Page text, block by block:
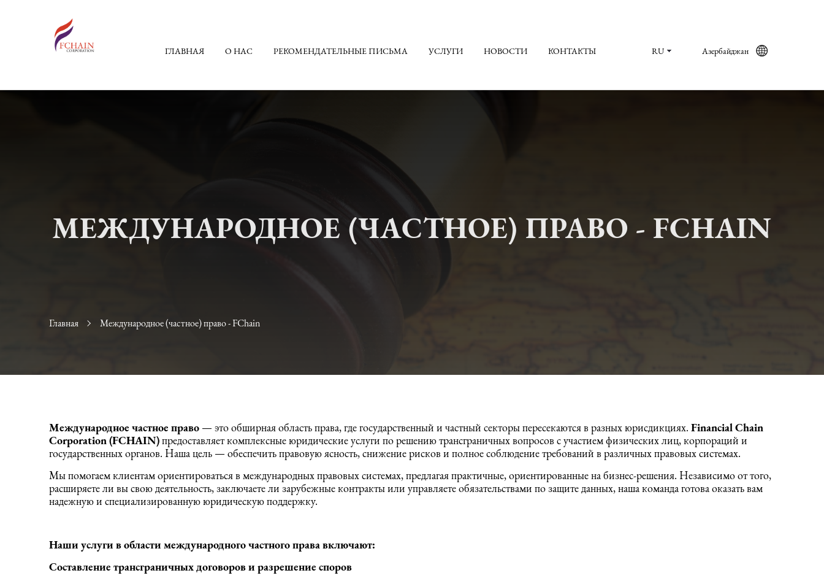
ГЛАВНАЯ О НАС РЕКОМЕНДАТЕЛЬНЫЕ ПИСЬМА УСЛУГИ НОВОСТИ КОНТАКТЫ RU Азербайджан
Главная Международное (частное) право - FChain
МЕЖДУНАРОДНОЕ (ЧАСТНОЕ) ПРАВО - FCHAIN
Международное частное право — это обширная область права, где государственный и частный секторы пересекаются в разных юрисдикциях. FinancialChain
Corporation (FCHAIN)предоставляет комплексные юридические услуги по решению трансграничных вопросов с участием физических лиц, корпораций и
государственных органов. Наша цель — обеспечить правовую ясность, снижение рисков и полное соблюдение требований в различных правовых системах.
Мы помогаем клиентам ориентироваться в международных правовых системах, предлагая практичные, ориентированные на бизнес-решения. Независимо от того,
расширяете ли вы свою деятельность, заключаете ли зарубежные контракты или управляете обязательствами по защите данных, наша команда готова оказать вам
надежную и специализированную юридическую поддержку.
Наши услуги в области международного частного права включают:
Составление трансграничных договоров и разрешение споров